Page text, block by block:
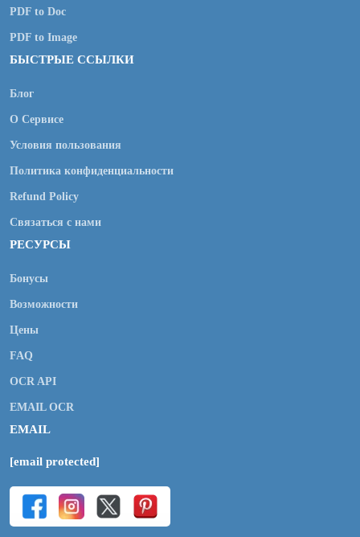
PDF to Doc
PDF to Image
БЫСТРЫЕ ССЫЛКИ
Блог
О Сервисе
Условия пользования
Политика конфиденциальности
Refund Policy
Связаться с нами
РЕСУРСЫ
Бонусы
Возможности
Цены
FAQ
OCR API
EMAIL OCR
EMAIL
[email protected]